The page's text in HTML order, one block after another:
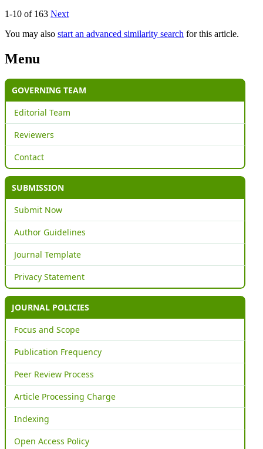
1-10 of 163 Next
You may also start an advanced similarity search for this article.
Menu
GOVERNING TEAM
Editorial Team
Reviewers
Contact
SUBMISSION
Submit Now
Author Guidelines
Journal Template
Privacy Statement
JOURNAL POLICIES
Focus and Scope
Publication Frequency
Peer Review Process
Article Processing Charge
Indexing
Open Access Policy